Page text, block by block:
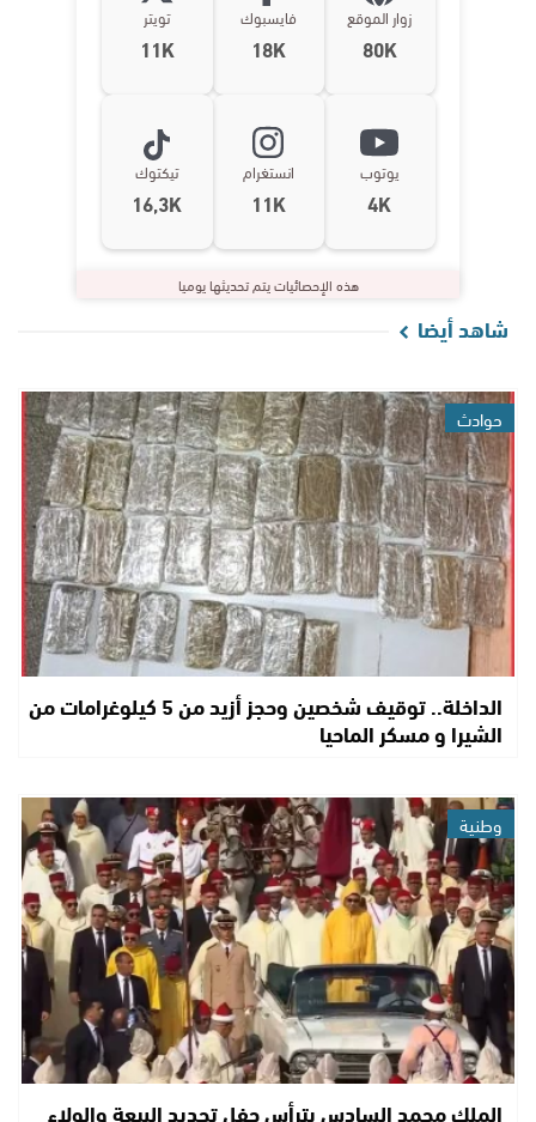
زوار الموقع
80K
فايسبوك
18K
تويتر
11K
يوتوب
4K
انستغرام
11K
تيكتوك
16,3K
هذه الإحصائيات يتم تحديثها يوميا
شاهد أيضا
حوادث
الداخلة.. توقيف شخصين وحجز أزيد من 5 كيلوغرامات من
الشيرا و مسكر الماحيا
وطنية
الملك محمد السادس يترأس حفل تجديد البيعة والولاء